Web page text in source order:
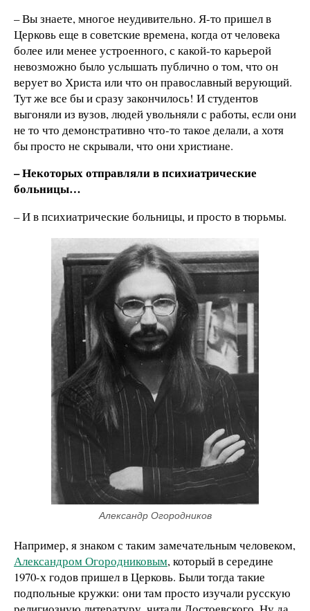
– Вы знаете, многое неудивительно. Я-то пришел в
Церковь еще в советские времена, когда от человека
более или менее устроенного, с какой-то карьерой
невозможно было услышать публично о том, что он
верует во Христа или что он православный верующий.
Тут же все бы и сразу закончилось! И студентов
выгоняли из вузов, людей увольняли с работы, если они
не то что демонстративно что-то такое делали, а хотя
бы просто не скрывали, что они христиане.
– Некоторых отправляли в психиатрические
больницы…
– И в психиатрические больницы, и просто в тюрьмы.
Александр Огородников
Например, я знаком с таким замечательным человеком,
Александром Огородниковым, который в середине
1970-х годов пришел в Церковь. Были тогда такие
подпольные кружки: они там просто изучали русскую